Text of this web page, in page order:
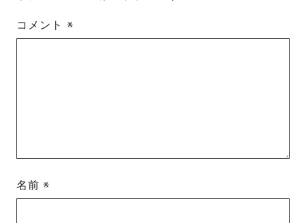
コメント ※
名前※